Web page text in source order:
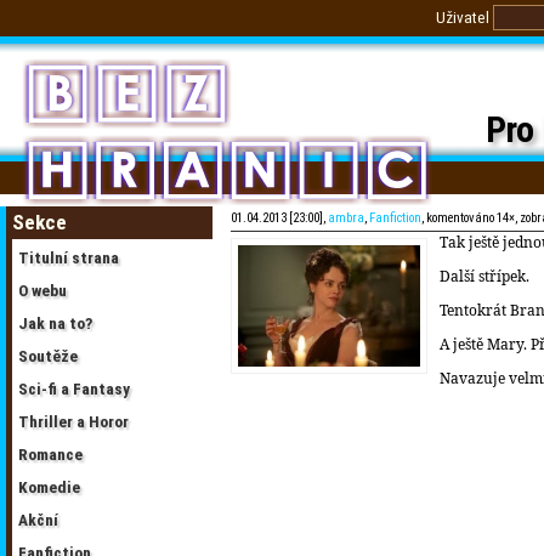
Uživatel
Sekce
Titulní strana
O webu
Jak na to?
Soutěže
Sci-fi a Fantasy
Thriller a Horor
Romance
Komedie
Akční
01.04.2013 [23:00], ambra, Fanfiction, komentováno 14×,
Tak ještě
Další střípek.
Tentokrát
A ještě Mary.
Navazuje